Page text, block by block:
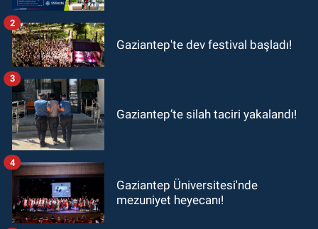
Gaziantep'te dev festival başladı!
2
Gaziantep’te silah taciri yakalandı!
3
Gaziantep Üniversitesi'nde
mezuniyet heyecanı!
4